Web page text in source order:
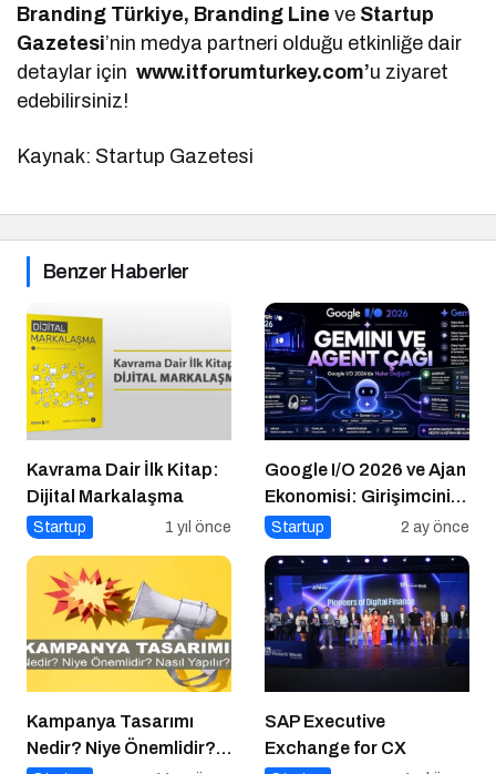
Branding Türkiye, Branding Lineve Startup
Gazetesi’nin medya partneri olduğu etkinliğe dair
detaylar içinwww.itforumturkey.com’u ziyaret
edebilirsiniz!
Kaynak: Startup Gazetesi
Benzer Haberler
Kavrama Dair İlk Kitap:
Dijital Markalaşma
Startup 1 yıl önce
Google I/O 2026 ve Ajan
Ekonomisi: Girişimcinin
Yeni Rakibi Arama
Startup 2 ay önce
Kampanya Tasarımı
Nedir? Niye Önemlidir?
SAP Executive
Exchange for CX